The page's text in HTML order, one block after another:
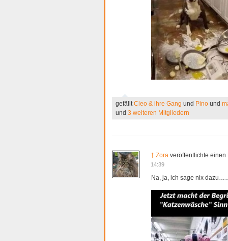
gefälltCleo & ihre Gang und Pino und
und 3 weiteren Mitgliedern
† Zora veröffentlichte einen
14:39
Na, ja, ich sage nix